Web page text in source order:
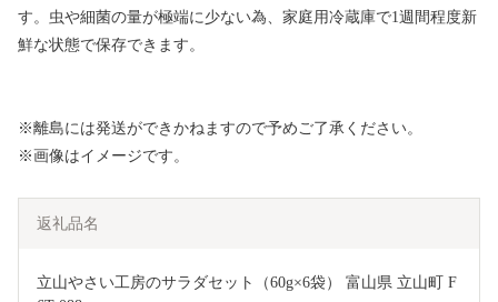
す。虫や細菌の量が極端に少ない為、家庭用冷蔵庫で1週間程度新
鮮な状態で保存できます。
※離島には発送ができかねますので予めご了承ください。
※画像はイメージです。
返礼品名
立山やさい工房のサラダセット（60g×6袋） 富山県 立山町 F